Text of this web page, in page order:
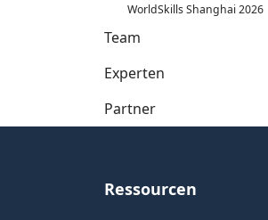
WorldSkills Shanghai 2026
Team
Experten
Partner
Ressourcen